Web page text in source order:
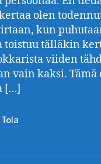
olen
kun
toistuu tälläkin
viiden
vain kaksi.
[…]